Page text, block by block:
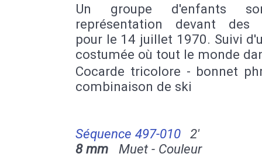
Un groupe d'enfants
représentation devant des
pour le 14 juillet 1970. Suivi
costumée où tout le monde
Cocarde tricolore - bonnet
combinaison de ski
Séquence 497-010
2'
8 mm Muet - Couleur